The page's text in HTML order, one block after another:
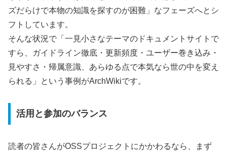
ズだらけで本物の知識を探すのが困難」なフェーズへとシ
フトしています。
そんな状況で「一見小さなテーマのドキュメントサイトで
すら、ガイドライン徹底・更新頻度・ユーザー巻き込み・
見やすさ・帰属意識、あらゆる点で本気なら世の中を変え
られる」という事例がArchWikiです。
活用と参加のバランス
読者の皆さんがOSSプロジェクトにかかわるなら、まず